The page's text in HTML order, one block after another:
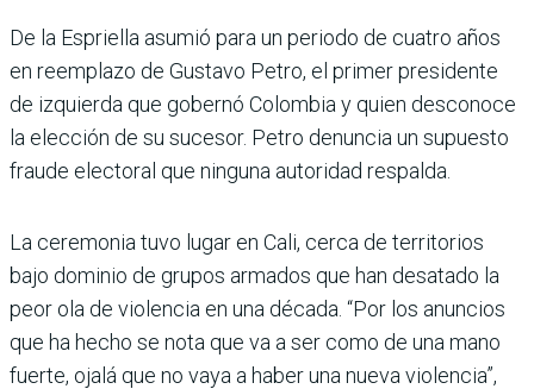
De la Espriella asumió para un periodo de cuatro años
en reemplazo de Gustavo Petro, el primer presidente
de izquierda que gobernó Colombia y quien desconoce
la elección de su sucesor. Petro denuncia un supuesto
fraude electoral que ninguna autoridad respalda.
La ceremonia tuvo lugar en Cali, cerca de territorios
bajo dominio de grupos armados que han desatado la
peor ola de violencia en una década. “Por los anuncios
que ha hecho se nota que va a ser como de una mano
fuerte, ojalá que no vaya a haber una nueva violencia”,